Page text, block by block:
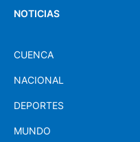
NOTICIAS
CUENCA
NACIONAL
DEPORTES
MUNDO